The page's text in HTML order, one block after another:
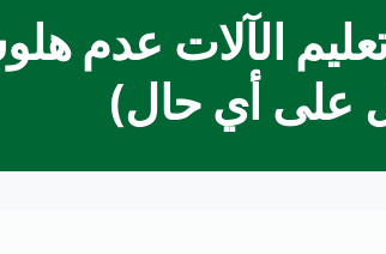
الآلات عدم
على أي حال)